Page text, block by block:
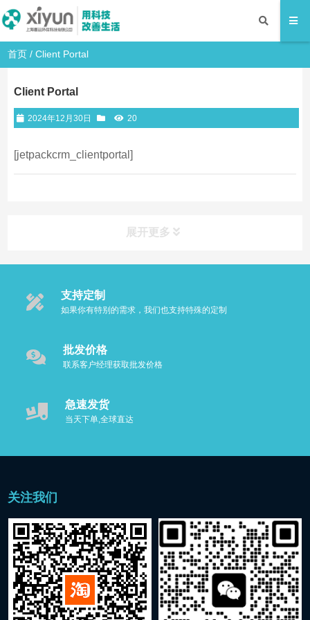
首页 /Client Portal
Client Portal
2024年12月30日 20
[jetpackcrm_clientportal]
展开更多
支持定制
如果你有特别的需求，我们也支持特殊的定制
批发价格
联系客户经理获取批发价格
急速发货
当天下单,全球直达
关注我们